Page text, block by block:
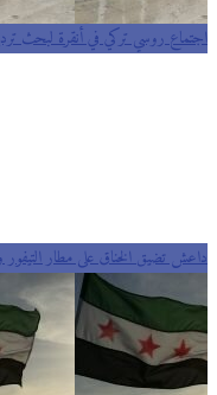
اجتماع روسي تركي في أنقرة لبحث
داعش تضيق الخناق على مطار